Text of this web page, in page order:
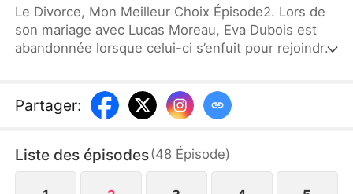
Le Divorce, Mon Meilleur Choix Épisode2. Lors de
son mariage avec Lucas Moreau, Eva Dubois est
abandonnée lorsque celui-ci s’enfuit pour rejoindre
Lucas. Lucas, rongé par les regrets, réalise trop
tard qu’il a perdu celle qui était à ses côtés, mais le
Partager:
Liste des épisodes(48 Épisode)